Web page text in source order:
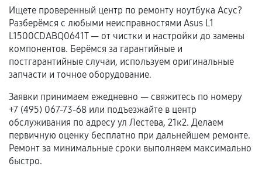
техническим характеристикам.
Документы для подтверждения
гарантии
Гарантийный талон.
Акт выполненных работ с датой, перечнем
услуг и сроком гарантии.
Документы на установленные комплектующие
и кассовый чек.
Ищете проверенный центр по ремонту ноутбука Асус?
Разберёмся с любыми неисправностями Asus L1
L1500CDABQ0641T — от чистки и настройки до замены
компонентов. Берёмся за гарантийные и
постгарантийные случаи, используем оригинальные
запчасти и точное оборудование.
Заявки принимаем ежедневно — свяжитесь по номеру
+7 (495) 067-73-68 или подъезжайте в центр
обслуживания по адресу ул Лестева, 21к2. Делаем
первичную оценку бесплатно при дальнейшем ремонте.
Ремонт за минимальные сроки выполняем максимально
быстро.